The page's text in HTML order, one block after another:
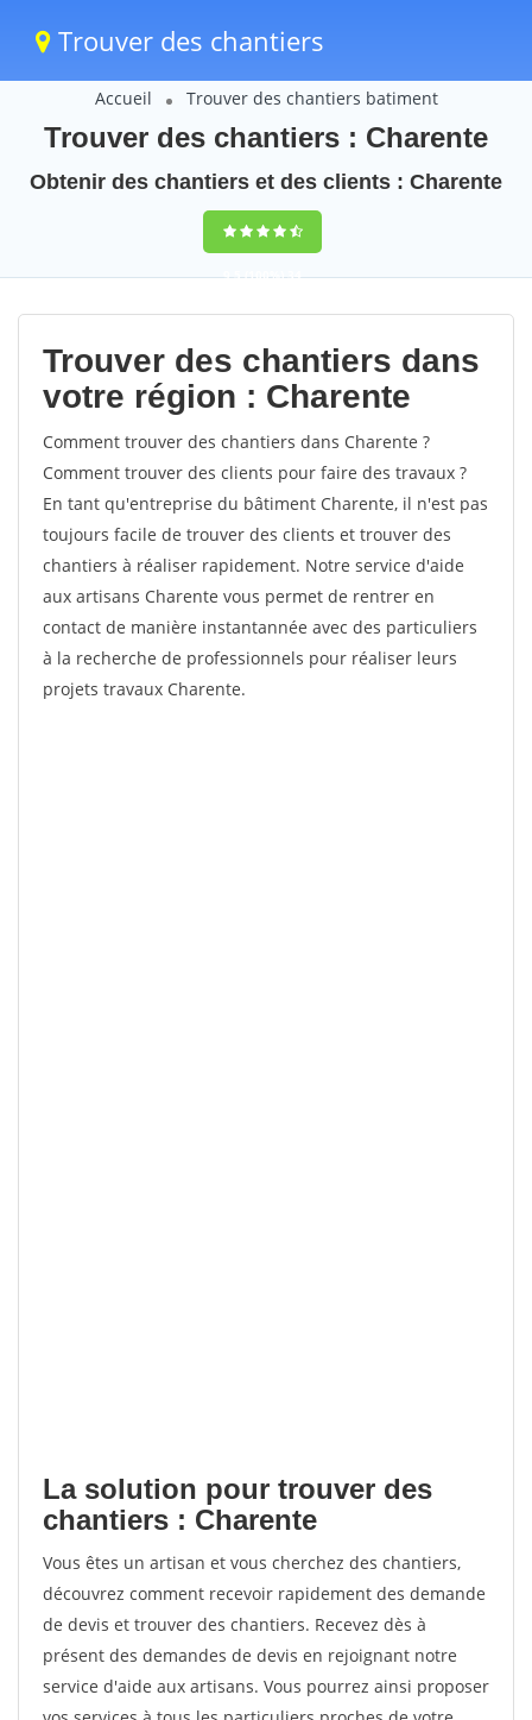
Trouver des chantiers
Accueil Trouver des chantiers batiment
Trouver des chantiers : Charente
Obtenir des chantiers et des clients : Charente
9,5(100%)34
votes
Trouver des chantiers dans
votre région : Charente
Comment trouver des chantiers dans Charente ?
Comment trouver des clients pour faire des travaux ?
En tant qu'entreprise du bâtiment Charente, il n'est pas
toujours facile de trouver des clients et trouver des
chantiers à réaliser rapidement. Notre service d'aide
aux artisans Charente vous permet de rentrer en
contact de manière instantannée avec des particuliers
à la recherche de professionnels pour réaliser leurs
projets travaux Charente.
La solution pour trouver des
chantiers : Charente
Vous êtes un artisan et vous cherchez des chantiers,
découvrez comment recevoir rapidement des demande
de devis et trouver des chantiers. Recevez dès à
présent des demandes de devis en rejoignant notre
service d'aide aux artisans. Vous pourrez ainsi proposer